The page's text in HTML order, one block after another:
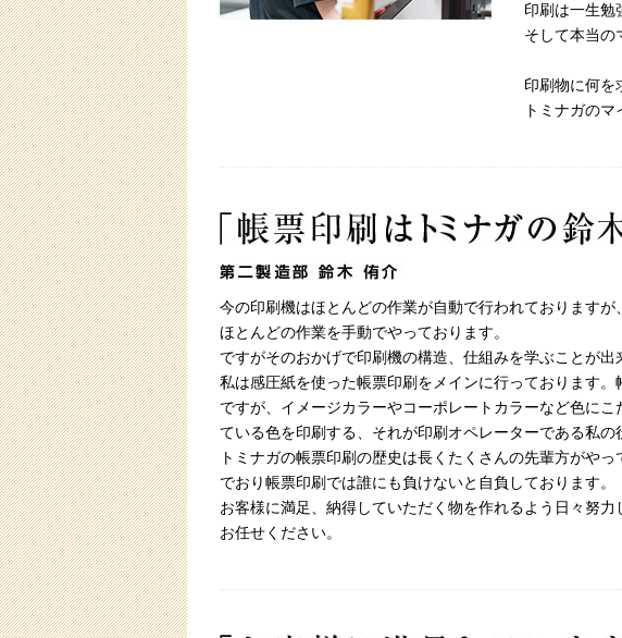
印刷は一生勉
そして本当の
印刷物に何
トミナガのマ
今の印刷機はほとんどの作業が自動で行われております
ほとんどの作業を手動でやっております。
ですがそのおかげで印刷機の構造、仕組みを学ぶことが出
私は感圧紙を使った帳票印刷をメインに行っております
ですが、イメージカラーやコーポレートカラーなど色に
ている色を印刷する、それが印刷オペレーターである私の
トミナガの帳票印刷の歴史は長くたくさんの先輩方がや
でおり帳票印刷では誰にも負けないと自負しております。
お客様に満足、納得していただく物を作れるよう日々努
お任せください。